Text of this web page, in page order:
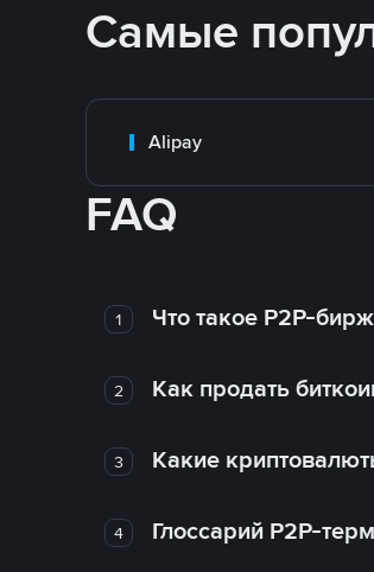
Самые
Alipay
FAQ
1 Что такое P2P-
2 Как продать
3 Какие
4 Глоссарий P2P-